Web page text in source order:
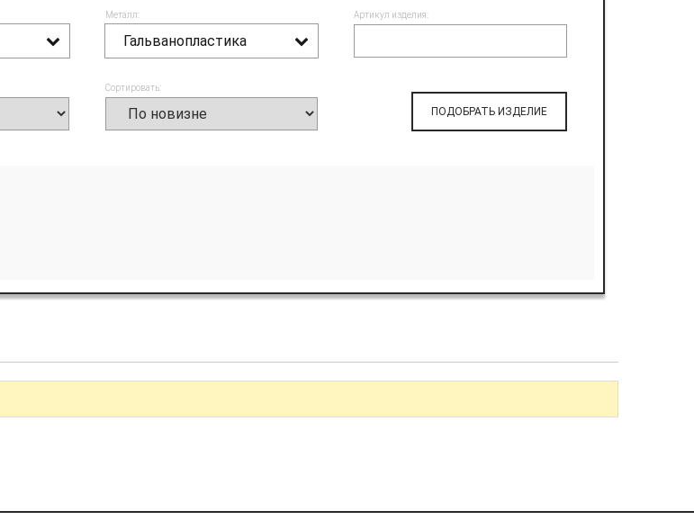
Металл:
Гальванопластика
Артикул изделия:
Сортировать:
ПОДОБРАТЬ ИЗДЕЛИЕ